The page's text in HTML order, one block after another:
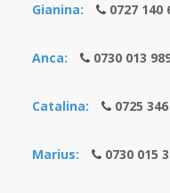
Gianina: 0727 140
Anca: 0730 013
Catalina: 0725
Marius: 0730 015